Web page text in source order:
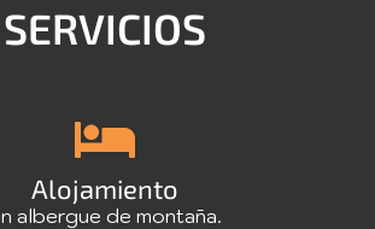
SERVICIOS
Alojamiento
albergue de montaña.